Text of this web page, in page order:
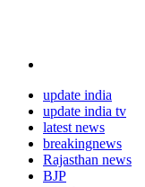
update india
update india tv
latest news
breakingnews
Rajasthan news
BJP